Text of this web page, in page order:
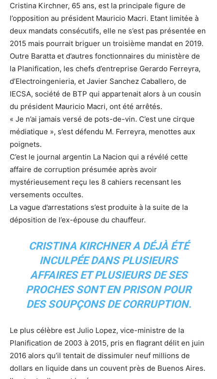
Cristina Kirchner, 65 ans, est la principale figure de
l’opposition au président Mauricio Macri. Etant limitée à
deux mandats consécutifs, elle ne s’est pas présentée en
2015 mais pourrait briguer un troisième mandat en 2019.
Outre Baratta et d’autres fonctionnaires du ministère de
la Planification, les chefs d’entreprise Gerardo Ferreyra,
d’Electroingenieria, et Javier Sanchez Caballero, de
IECSA, société de BTP qui appartenait alors à un cousin
du président Mauricio Macri, ont été arrêtés.
« Je n’ai jamais versé de pots-de-vin. C’est une cirque
médiatique », s’est défendu M. Ferreyra, menottes aux
poignets.
C’est le journal argentin La Nacion qui a révélé cette
affaire de corruption présumée après avoir
mystérieusement reçu les 8 cahiers recensant les
versements occultes.
La vague d’arrestations s’est produite à la suite de la
déposition de l’ex-épouse du chauffeur.
CRISTINA KIRCHNER A DÉJÀ ÉTÉ
INCULPÉE DANS PLUSIEURS
AFFAIRES ET PLUSIEURS DE SES
PROCHES SONT EN PRISON POUR
DES SOUPÇONS DE CORRUPTION.
Le plus célèbre est Julio Lopez, vice-ministre de la
Planification de 2003 à 2015, pris en flagrant délit en juin
2016 alors qu’il tentait de dissimuler neuf millions de
dollars en liquide dans un couvent près de Buenos Aires.